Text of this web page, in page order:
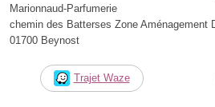
Marionnaud-Parfumerie
chemin des Batterses Zone Aménagement
01700 Beynost
Trajet Waze